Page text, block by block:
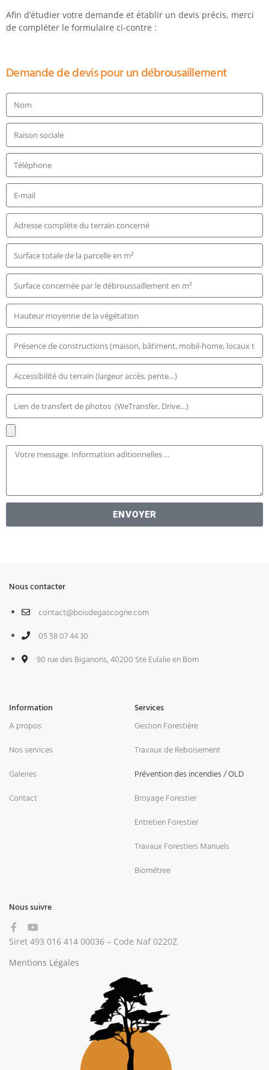
Afin d’étudier votre demande et établir un devis précis, merci
de compléter le formulaire ci-contre :
Demande de devis pour un débrousaillement
ENVOYER
Nous contacter
contact@boisdegascogne.com
05 58 07 44 30
90 rue des Biganons, 40200 Ste Eulalie en Born
Information
A propos
Nos services
Galeries
Contact
Services
Gestion Forestière
Travaux de Reboisement
Prévention des incendies / OLD
Broyage Forestier
Entretien Forestier
Travaux Forestiers Manuels
Biométree
Nous suivre
Siret 493 016 414 00036 – Code Naf 0220Z
Mentions Légales